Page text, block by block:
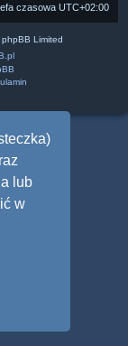
lub
w
czasowa UTC+02:00
Limited